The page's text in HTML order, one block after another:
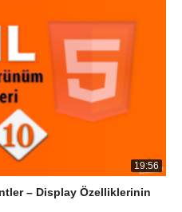
19:56
– Display Özelliklerinin